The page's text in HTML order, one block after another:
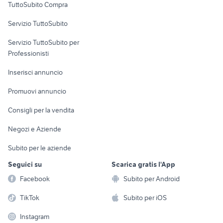
Informatica
Console e
Fotografia
Telefonia
Biciclette
TuttoSubito Compra
Servizio TuttoSubito
Servizio TuttoSubito per
Professionisti
Inserisci annuncio
Promuovi annuncio
Consigli per la vendita
Negozi e Aziende
Subito per le aziende
Seguici su
Facebook
TikTok
Instagram
Scarica gratis l'App
Subito per Android
Subito per iOS